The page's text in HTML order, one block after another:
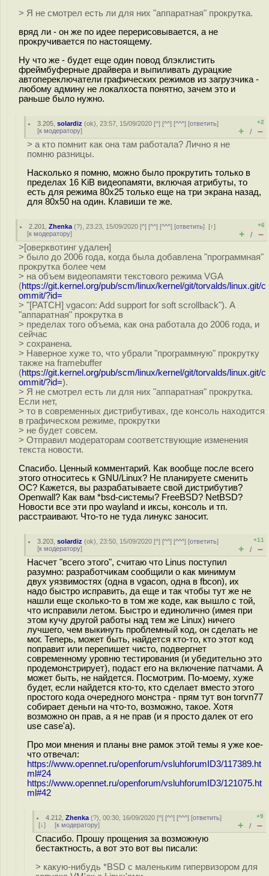
> Я не смотрел есть ли для них "аппаратная" прокрутка.
вряд ли - он же по идее перерисовывается, а не
прокручивается по настоящему.
Ну что же - будет еще один повод блэклистить
фреймбуферные драйвера и выпиливать дурацкие
автопереключатели графических режимов из загрузчика -
любому админу не локалхоста понятно, зачем это и
раньше было нужно.
3.205 ,solardiz (ok), 23:57, 15/09/2020 [^] [^^] [^^^] [ответить]
[к модератору]
+2
+ / –
> а кто помнит как она там работала? Лично я не
помню разницы.
Насколько я помню, можно было прокрутить только в
пределах 16 KiB видеопамяти, включая атрибуты, то
есть для режима 80x25 только еще на три экрана назад,
для 80x50 на один. Клавиши те же.
2.201 ,Zhenka (?), 23:23, 15/09/2020 [^] [^^] [^^^] [ответить][↑]
[к модератору]
+6
+ / –
>[оверквотинг удален]
> было до 2006 года, когда была добавлена "программная"
прокрутка более чем
> на объем видеопамяти текстового режима VGA
(https://git.kernel.org/pub/scm/linux/kernel/git/torvalds/linux.git/c
ommit/?id=
> "[PATCH] vgacon: Add support for soft scrollback"). А
"аппаратная" прокрутка в
> пределах того объема, как она работала до 2006 года, и
сейчас
> сохранена.
> Наверное хуже то, что убрали "программную" прокрутку
также на framebuffer
(https://git.kernel.org/pub/scm/linux/kernel/git/torvalds/linux.git/c
ommit/?id=).
> Я не смотрел есть ли для них "аппаратная" прокрутка.
Если нет,
> то в современных дистрибутивах, где консоль находится
в графическом режиме, прокрутки
> не будет совсем.
> Отправил модераторам соответствующие изменения
текста новости.
Спасибо. Ценный комментарий. Как вообще после всего
этого относитесь к GNU/Linux? Не планируете сменить
ОС? Кажется, вы разрабатываете свой дистрибутив?
Openwall? Как вам *bsd-системы? FreeBSD? NetBSD?
Новости все эти про wayland и иксы, консоль и тп.
расстраивают. Что-то не туда линукс заносит.
3.203 ,solardiz (ok), 23:50, 15/09/2020 [^] [^^] [^^^] [ответить]
[к модератору]
+11
+ / –
Насчет "всего этого", считаю что Linus поступил
разумно: разработчикам сообщили о как минимум
двух уязвимостях (одна в vgacon, одна в fbcon), их
надо быстро исправить, да еще и так чтобы тут же не
нашли еще сколько-то в том же коде, как вышло с той,
что исправили летом. Быстро и единолично (имея при
этом кучу другой работы над тем же Linux) ничего
лучшего, чем выкинуть проблемный код, он сделать не
мог. Теперь, может быть, найдется кто-то, кто этот код
поправит или перепишет чисто, подвергнет
современному уровню тестирования (и убедительно это
продемонстрирует), подаст его на включение патчами. А
может быть, не найдется. Посмотрим. По-моему, хуже
будет, если найдется кто-то, кто сделает вместо этого
простого кода очередного монстра - прям тут вон torvn77
собирает деньги на что-то, возможно, такое. Хотя
возможно он прав, а я не прав (и я просто далек от его
use case'а).
Про мои мнения и планы вне рамок этой темы я уже кое-
что отвечал:
https://www.opennet.ru/openforum/vsluhforumID3/117389.ht
ml#24
https://www.opennet.ru/openforum/vsluhforumID3/121075.ht
ml#42
4.212 ,Zhenka (?), 00:30, 16/09/2020 [^] [^^] [^^^] [ответить]
[↓] [к модератору]
+9
+ / –
Спасибо. Прошу прощения за возможную
бестактность, а вот это вот вы писали:
> какую-нибудь *BSD с маленьким гипервизором для